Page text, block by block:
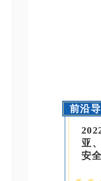
前沿
亚
安